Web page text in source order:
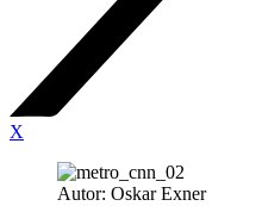
X
Autor: Oskar Exner